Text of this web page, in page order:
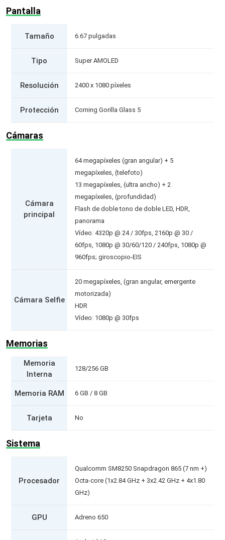
Pantalla
Tamaño 6.67 pulgadas
Tipo Super AMOLED
Resolución 2400 x 1080 píxeles
Protección Corning Gorilla Glass 5
Cámaras
Cámara
principal
64 megapíxeles (gran angular) + 5
megapíxeles, (telefoto)
13 megapíxeles, (ultra ancho) + 2
megapíxeles, (profundidad)
Flash de doble tono de doble LED, HDR,
panorama
Vídeo: 4320p @ 24 / 30fps, 2160p @ 30 /
60fps, 1080p @ 30/60/120 / 240fps, 1080p @
960fps; giroscopio-EIS
Cámara Selfie
20 megapíxeles, (gran angular, emergente
motorizada)
HDR
Vídeo: 1080p @ 30fps
Memorias
Memoria
Interna
128/256 GB
Memoria RAM 6 GB / 8 GB
Tarjeta No
Sistema
Procesador
Qualcomm SM8250 Snapdragon 865 (7 nm +)
Octa-core (1x2.84 GHz + 3x2.42 GHz + 4x1.80
GHz)
GPU Adreno 650